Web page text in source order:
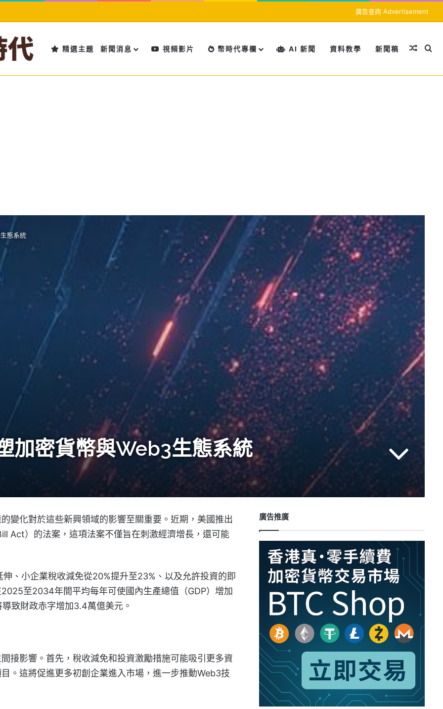
廣告查詢 Advertisement
精選主題 新聞消息 視頻影片 幣時代專欄 AI 新聞 資料教學 新聞稿 隨機文
搜
態系統
加密貨幣與Web3生態系統
變化對於這些新興領域的影響至關重要。近期，美國推出
Act）的法案，這項法案不僅旨在刺激經濟增長，還可能
、小企業稅收減免從20%提升至23%、以及允許投資的即
至2034年間平均每年可使國內生產總值（GDP）增加
致財政赤字增加3.4萬億美元。
接影響。首先，稅收減免和投資激勵措施可能吸引更多資
。這將促進更多初創企業進入市場，進一步推動Web3技
廣告推廣